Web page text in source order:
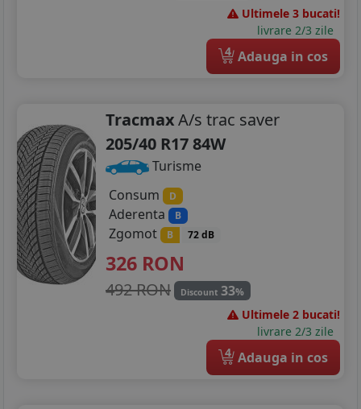
Ultimele 3 bucati!
livrare 2/3 zile
4 Adauga in cos
TracmaxA/s trac saver
205/40 R17 84W
Turisme
Consum
D
Aderenta B
Zgomot B 72 dB
326 RON
492 RON Discount 33%
Ultimele 2 bucati!
livrare 2/3 zile
4 Adauga in cos